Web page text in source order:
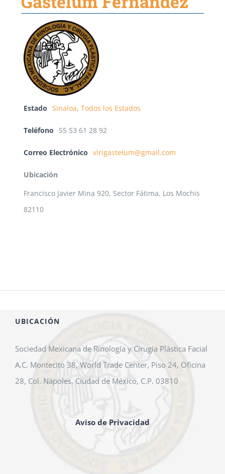
Estado Sinaloa, Todos los Estados
Teléfono 55 53 61 28 92
Correo Electrónico virigastelum@gmail.com
Ubicación
Francisco Javier Mina 920, Sector Fátima, Los Mochis
82110
UBICACIÓN
Sociedad Mexicana de Rinología y Cirugía Plástica Facial
A.C. Montecito 38, World Trade Center, Piso 24, Oficina
28, Col. Nápoles, Ciudad de México, C.P. 03810
Aviso de Privacidad